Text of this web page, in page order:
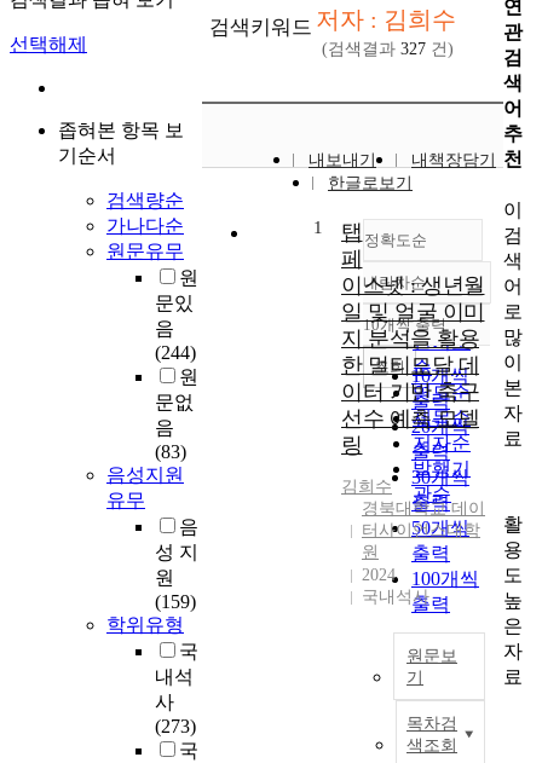
선택해제
좁혀본 항목 보
기순서
검색량순
가나다순
원문유무
원
문있
음
(244)
원
문없
음
(83)
음성지원
유무
음
성 지
원
(159)
학위유형
국
내석
사
(273)
국
검색키워드 저자 : 김희수
(검색결과 327 건)
내보내기
내책장담기
한글로보기
정확도순
정확도
순
인기도
순
연도순
제목순
저자순
발행기
관순
내림차순
내림차순
10개씩 출력
10개씩
출력
20개씩
출력
30개씩
출력
50개씩
출력
100개씩
출력
조회
1
탭
페
이스넷 : 생년월
일 및 얼굴 이미
지 분석을 활용
한 멀티모달 데
이터 기반 축구
선수 예측 모델
링
김희수
경북대학교 데이
터사이언스대학
원
2024
국내석사
원문보
기
목차검
색조회
연
관
검
색
어
추
천
이
검
색
어
로
많
이
본
자
료
활
용
도
높
은
자
료